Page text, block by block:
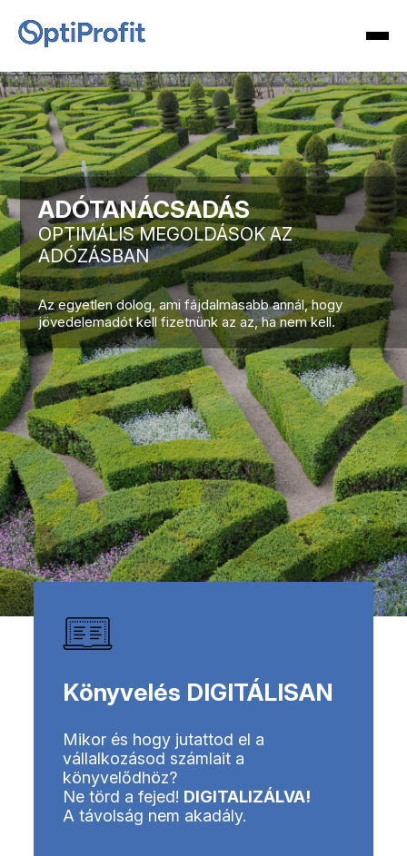
ADÓTANÁCSADÁS
OPTIMÁLIS MEGOLDÁSOK AZ
ADÓZÁSBAN
Az egyetlen dolog, ami fájdalmasabb annál, hogy
jövedelemadót kell fizetnünk az az, ha nem kell.
Könyvelés DIGITÁLISAN
Mikor és hogy jutattod el a
vállalkozásod számlait a
könyvelődhöz?
Ne törd a fejed! DIGITALIZÁLVA!
A távolság nem akadály.